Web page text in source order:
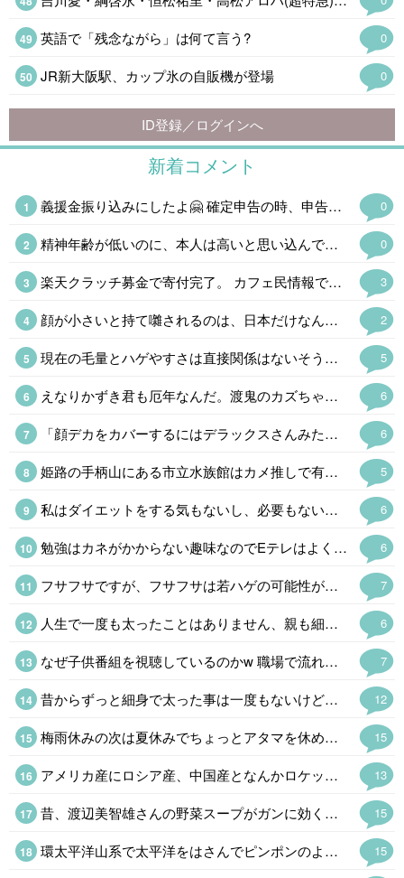
0
英語で「残念ながら」は何て言う?
0
JR新大阪駅、カップ氷の自販機が登場
ID登録／ログインへ
新着コメント
0
義援金振り込みにしたよ🤗 確定申告の時、申告できるし✌ HIKAKINみたいに物資送るのもイイネ
0
精神年齢が低いのに、本人は高いと思い込んでる場合は❓️🤔 「俺は精神年齢50才」が口癖の同級生がいるんだけど、滅茶苦茶ガキなんだよね~😂 気づいてないの本人だけで草なんだけど、本人は思い込んでるから長生きできないのかな❓️
3
楽天クラッチ募金で寄付完了。 カフェ民情報で、熊本県のホームページから義援金を送れる事を知ったけど、期限切れ間近のポイントがあったから、今回は楽天ポイントで。
2
顔が小さいと持て囃されるのは、日本だけなんだよね、 平安時代は、顔は大きいというか、下膨れだったり、美人の定義だったのに、いつの間にか小顔にすり替わったよね。
5
現在の毛量とハゲやすさは直接関係はないそうだ。 まあ、昔から丁髷が結えなくなったら出家して坊主というのが王道である。骸骨に毛が生えてたら怖い。
6
えなりかずき君も厄年なんだ。渡鬼のカズちゃんもこれで泉ピン子さんの後釜ができたとファンを期待させた天才だったけどほとんど見ないし。なかなか子役から大人の役者でやってくのも大変なもんだ。
6
「顔デカをカバーするにはデラックスさんみたいに巨体になればいいのだ。」「それは逆効果になる可能性が高いです」AI君はシャレが通じねえなw
5
姫路の手柄山にある市立水族館はカメ推しで有名だけどタッチプールは1980年に日本で初めて設置された。サメやエイ、ナマコやウニというハードルが高そうなやつもいる。姫路の穴場の観光スポットだったけど駅ができてお客さんも増えるかも。昭和の廃墟感がお気に入りだったけどなぁ。
6
私はダイエットをする気もないし、必要もないけど砂糖断ちの結果、1ヶ月に1kgのペースで減っている。とりあえず甘い飲み物をやめるだけでかなり変わってくる。 五穀断ちはやめて全粒粉クラッカーとオーツ麦を主食にしているけど慣れるまでが大変かも。
6
勉強はカネがかからない趣味なのでEテレはよく見る。高校講座は20分くらいだし高齢者にもちょうどいい。サイエンスゼロは毎週録画。オフロスキーはくだらなさにハマっているけど。浮世離れというのも楽でいいのだ。
7
フサフサですが、フサフサは若ハゲの可能性が高いそうで冷や冷やしてますw もしそうなったら、お金で解決しますw
6
人生で一度も太ったことはありません、親も細身なので遺伝でしょうね。 男性の細身は生物として利点とは言えないので、羨ましいと言うのは女性だけです。
7
なぜ子供番組を視聴しているのかw 職場で流れているんでしょうかねw 子供番組は当たり障り無いので、流しっぱなしに出来ますからね、 、という事に。 趣味で視聴してるなら怖いのでw
12
昔からずっと細身で太った事は一度もないけど、バナナ型だから年取ったらブクブク太って落ちなくなる体質 今はいいけど晩年は巨漢かも 笑
15
梅雨休みの次は夏休みでちょっとアタマを休めるかと思ったら「禿、禿」と連呼されたので「呼んだ?呼んだよね」とオフロスキーになった。←そんなん見とるんですか💀
13
アメリカ産にロシア産、中国産となんかロケット花火を打ち込んできた北朝鮮産もあるな。学校ならクラス分けなんだけどなぜか同じクラスで同じ班になってる。
15
昔、渡辺美智雄さんの野菜スープがガンに効くとやってたけど(言い出した無免許医は逮捕)、効能はともかく健康にはよさそうだ。(味は知らんw) ハーバード式はキャベツ、玉ねぎ、ニンジン、カボチャを煮込むという話でカボチャの甘みがあるそうだ。カレー粉を入れたくなるけど。(あ。キャベツがw ) ロカボにもいいというので、やってみるか。
15
環太平洋山系で太平洋をはさんでピンポンのように地震や火山の噴火があるのはいつものことだけど、最近は周期が短すぎる。おそらく東海·東南海·南海三連動と富士山噴火というのが2030年代に予想されるけど、少し早まるかも。 私は予知夢と直感。地震雲ウォッチャーなのでかなり怪しいと思われているけど。